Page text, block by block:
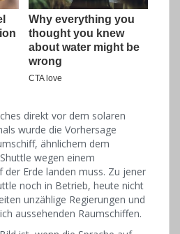
direkt vor dem solaren
wurde die Vorhersage
ähnlichem dem
wegen einem
Erde landen muss. Zu jener
noch in Betrieb, heute nicht
unzählige Regierungen und
aussehenden Raumschiffen.